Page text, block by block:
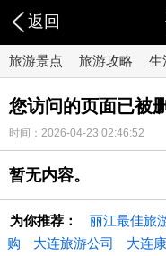
返回
旅游景点 旅游攻略 生
您访问的页面已被
时间：2026-04-23 02:46:52
暂无内容。
为你推荐： 丽江最佳旅
购
大连旅游公司 大连